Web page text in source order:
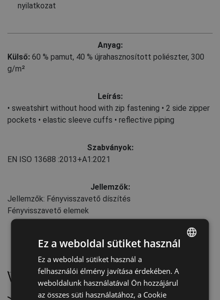
nyilatkozat
Anyag:
Külső: 60 % pamut, 40 % újrahasznosított poliészter, 300
g/m²
Leírás:
• sweatshirt without hood with zip fastening • 2 side zipper
pockets • elastic sleeve cuffs • reflective piping
Szabványok:
EN ISO 13688 :2013+A1:2021
Jellemzők:
Jellemzők: Fényvisszavető díszítés
Fényvisszavető elemek
Karbantartás:
Mossa 40 °C-on, kímélő programmal CZECH
HUNGARIAN
Ez a weboldal sütiket használ
Ez a weboldal sütiket használ a
felhasználói élmény javítása érdekében. A
weboldalunk használatával Ön hozzájárul
az összes süti használatához, a Cookie